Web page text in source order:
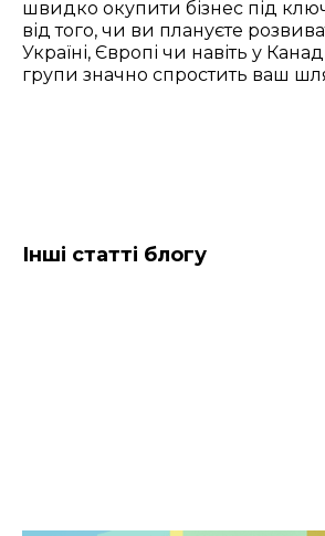
швидко окупити бізнес під
від того, чи ви плануєте
Україні, Європі чи навіть у
групи значно спростить ваш
Інші статті блогу